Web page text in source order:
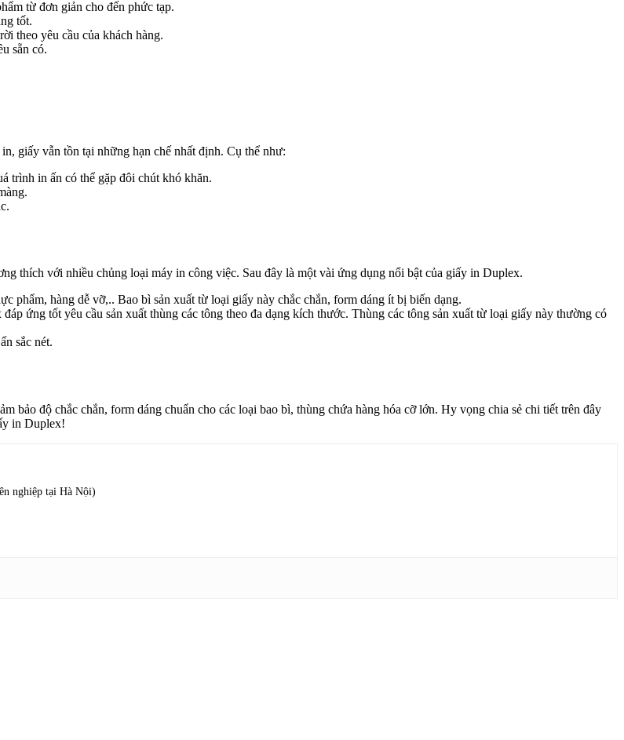
từ đơn giản cho đến phức tạp.
tốt.
theo yêu cầu của khách hàng.
sẵn có.
giấy vẫn tồn tại những hạn chế nhất định. Cụ thể như:
trình in ấn có thể gặp đôi chút khó khăn.
thích với nhiều chủng loại máy in công việc. Sau đây là một vài ứng dụng nổi bật của giấy in Duplex.
phẩm, hàng dễ vỡ,.. Bao bì sản xuất từ loại giấy này chắc chắn, form dáng ít bị biến dạng.
ứng tốt yêu cầu sản xuất thùng các tông theo đa dạng kích thước. Thùng các tông sản xuất từ loại giấy này thường có
sắc nét.
bảo độ chắc chắn, form dáng chuẩn cho các loại bao bì, thùng chứa hàng hóa cỡ lớn. Hy vọng chia sẻ chi tiết trên đây
in Duplex!
nghiệp tại Hà Nội)